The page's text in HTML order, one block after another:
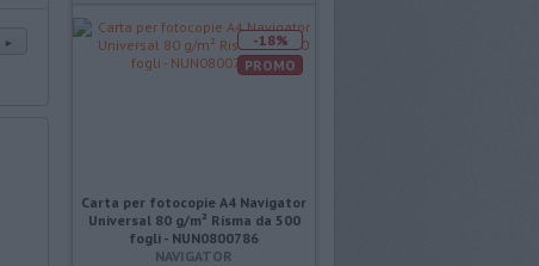
►
-18%
PROMO
Carta per fotocopie A4 Navigator
Universal 80 g/m² Risma da 500
fogli - NUN0800786
NAVIGATOR